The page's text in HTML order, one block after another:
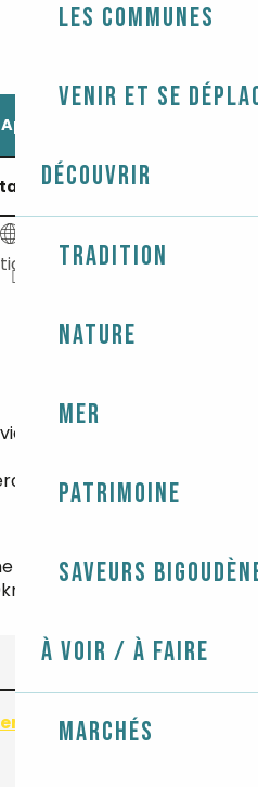
Les communes
Venir et se
Découvrir
Tradition
Nature
Mer
Patrimoine
Saveurs
À voir / À faire
Marchés
Appeler
nous
village.fr
canal
de randonnée
à 93km
une erreur